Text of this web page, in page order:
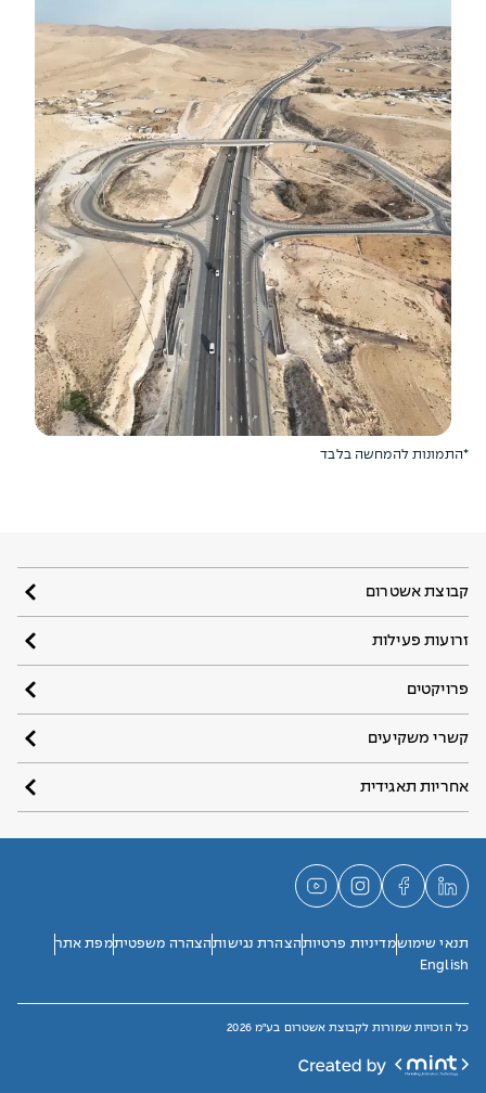
*התמונות להמחשה בלבד
קבוצת אשטרום
זרועות פעילות
פרויקטים
קשרי משקיעים
אחריות תאגידית
תנאי שימושמדיניות פרטיותהצהרת נגישותהצהרה משפטיתמפת אתר
English
כל הזכויות שמורות לקבוצת אשטרום בע"מ 2026